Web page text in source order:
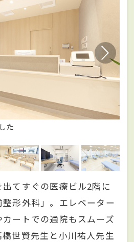
た
てすぐの医療ビル2階に
形外科」。エレベーター
ートでの通院もスムーズ
世賢先生と小川祐人先生